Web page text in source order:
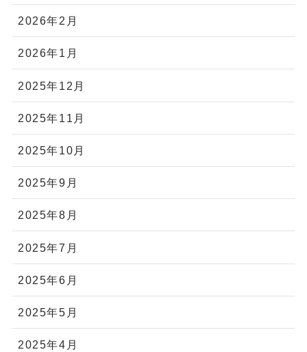
2026年2月
2026年1月
2025年12月
2025年11月
2025年10月
2025年9月
2025年8月
2025年7月
2025年6月
2025年5月
2025年4月